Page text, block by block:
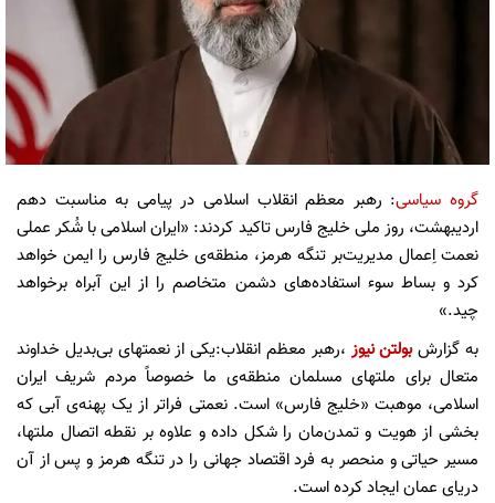
گروه سیاسی: رهبر معظم انقلاب اسلامی در پیامی به مناسبت دهم
اردیبهشت، روز ملی خلیج فارس تاکید کردند: «ایران اسلامی با شُکر عملی
نعمت اِعمال مدیریت‌بر تنگه هرمز، منطقه‌ی خلیج فارس را ایمن خواهد
کرد و بساط سوء استفاده‌های دشمن متخاصم را از این آبراه برخواهد
چید.»
به گزارشبولتن نیوز ،رهبر معظم انقلاب:یکی از نعمتهای بی‌بدیل خداوند
متعال برای ملتهای مسلمان منطقه‌ی ما خصوصاً مردم شریف ایران
اسلامی، موهبت «خلیج فارس» است. نعمتی فراتر از یک پهنه‌ی آبی که
بخشی از هویت و تمدن‌مان را شکل داده و علاوه بر نقطه اتصال ملتها،
مسیر حیاتی و منحصر به فرد اقتصاد جهانی را در تنگه هرمز و پس از آن
دریای عمان ایجاد کرده است.